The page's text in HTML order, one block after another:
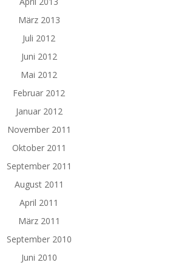
März 2013
Juli 2012
Juni 2012
Mai 2012
Februar 2012
Januar 2012
November 2011
Oktober 2011
September 2011
August 2011
April 2011
März 2011
September 2010
Juni 2010